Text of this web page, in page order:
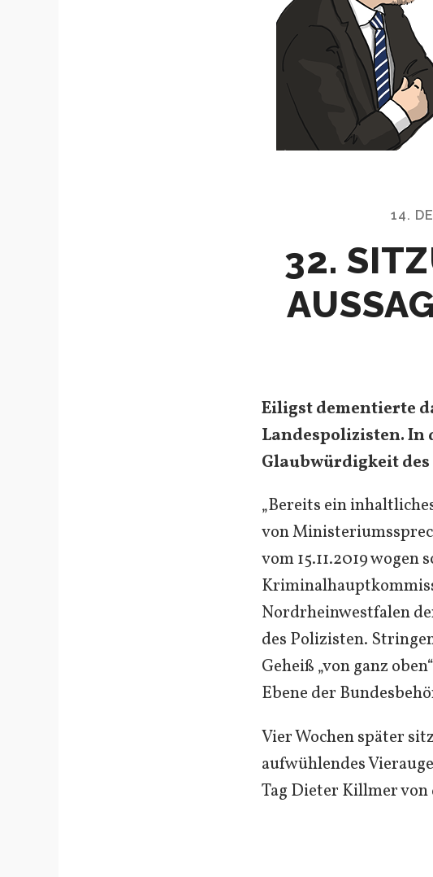
14.
32.
Eiligst dementierte
Landespolizisten. In
Glaubwürdigkeit
„Bereits ein
von
vom 15.11.2019
Nordrheinwestfalen
des Polizisten.
Geheiß „von ganz
Ebene der
Vier Wochen später
aufwühlendes
Tag Dieter Killmer